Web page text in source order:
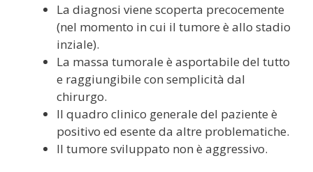
La diagnosi viene scoperta precocemente
(nel momento in cui il tumore è allo stadio
inziale).
La massa tumorale è asportabile del tutto
e raggiungibile con semplicità dal
chirurgo.
Il quadro clinico generale del paziente è
positivo ed esente da altre problematiche.
Il tumore sviluppato non è aggressivo.